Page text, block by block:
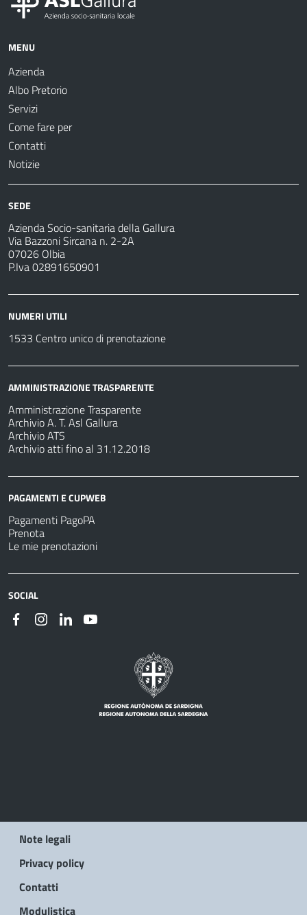
MENU
Azienda
Albo Pretorio
Servizi
Come fare per
Contatti
Notizie
SEDE
Azienda Socio-sanitaria della Gallura
Via Bazzoni Sircana n. 2-2A
07026 Olbia
P.Iva 02891650901
NUMERI UTILI
1533 Centro unico di prenotazione
AMMINISTRAZIONE TRASPARENTE
Amministrazione Trasparente
Archivio A. T. Asl Gallura
Archivio ATS
Archivio atti fino al 31.12.2018
PAGAMENTI E CUPWEB
Pagamenti PagoPA
Prenota
Le mie prenotazioni
SOCIAL
Note legali
Privacy policy
Contatti
Modulistica